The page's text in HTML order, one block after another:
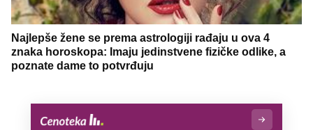
Najlepše žene se prema astrologiji rađaju u ova 4
znaka horoskopa: Imaju jedinstvene fizičke odlike, a
poznate dame to potvrđuju